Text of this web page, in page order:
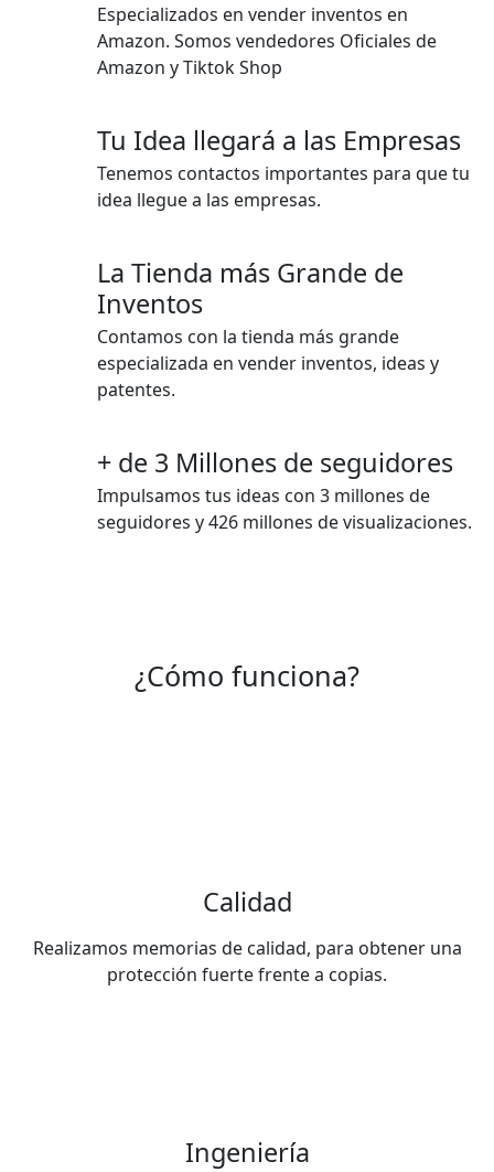
Especializados en vender inventos en
Amazon. Somos vendedores Oficiales de
Amazon y Tiktok Shop
Tu Idea llegará a las Empresas
Tenemos contactos importantes para que tu
idea llegue a las empresas.
La Tienda más Grande de
Inventos
Contamos con la tienda más grande
especializada en vender inventos, ideas y
patentes.
+ de 3 Millones de seguidores
Impulsamos tus ideas con 3 millones de
seguidores y 426 millones de visualizaciones.
¿Cómo funciona?
Calidad
Realizamos memorias de calidad, para obtener una
protección fuerte frente a copias.
Ingeniería